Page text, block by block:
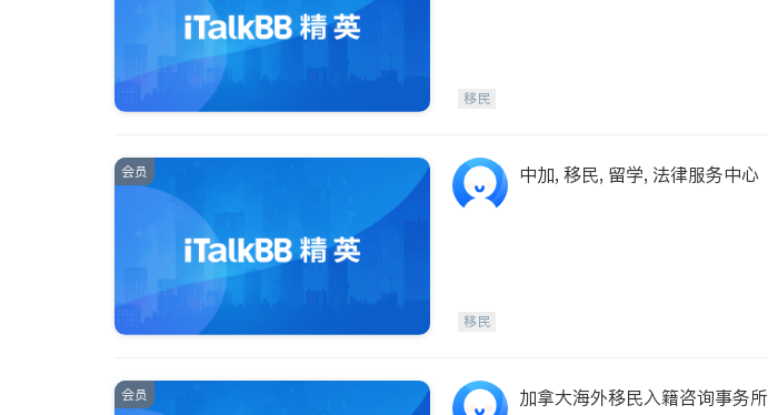
移民
会员 中加, 移民, 留学, 法律服务中心
移民
会员 加拿大海外移民入籍咨询事务所